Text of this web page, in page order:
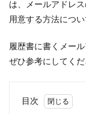
は、メールアドレ
用意する方法につい
履歴書に書くメー
ぜひ参考にしてくだ
目次